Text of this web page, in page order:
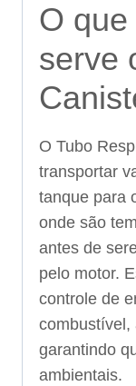
O
serve
O Tubo
transportar
tanque para
onde são
antes de
pelo motor.
controle de
combustível,
garantindo
ambientais.